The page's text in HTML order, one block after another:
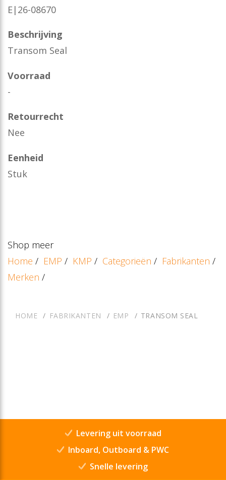
E|26-08670
Beschrijving
Transom Seal
Voorraad
-
Retourrecht
Nee
Eenheid
Stuk
Shop meer
Home / EMP / KMP / Categorieën / Fabrikanten /
Merken /
HOME FABRIKANTEN EMP TRANSOM SEAL
Levering uit voorraad
Inboard, Outboard & PWC
Snelle levering